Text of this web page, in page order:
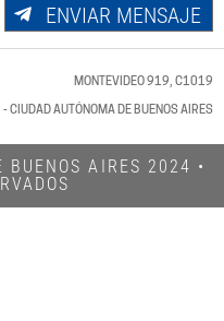
ENVIAR MENSAJE
MONTEVIDEO 919, C1019
- CIUDAD AUTÓNOMA DE BUENOS AIRES
BUENOS AIRES 2024​ •